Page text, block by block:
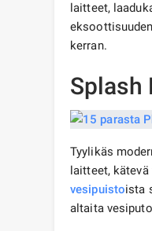
laitteet,
kerran.
Splash
Tyylikäs
laitteet,
vesipuistoista
altaita